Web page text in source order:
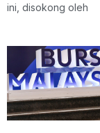
ini, disokong oleh